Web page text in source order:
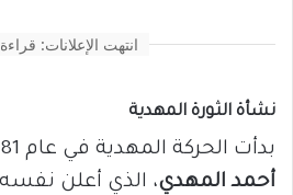
انتهت الإعلانات:
نشأة الثورة المهدية
بدأت الحركة المهدية في عام 1881 بقيادة
أحمد المهدي، الذي أعلن نفسه